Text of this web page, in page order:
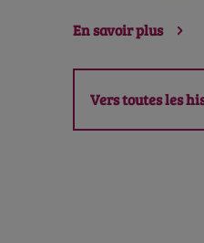
En savoir plus
Vers toutes les